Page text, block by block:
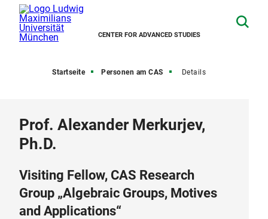
CENTER FOR ADVANCED STUDIES
Startseite Personen am CAS Details
Prof. Alexander Merkurjev,
Ph.D.
Visiting Fellow, CAS Research
Group „Algebraic Groups, Motives
and Applications“